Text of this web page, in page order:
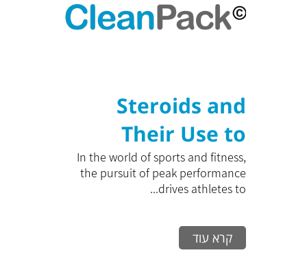
Steroids and
Their Use to
Maximize
Training
Comprehensive
In the world of sports and fitness,
the pursuit of peak performance
drives athletes to...
קרא עוד